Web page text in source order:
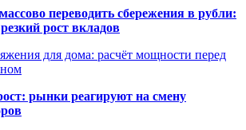
переводить сбережения в рубли:
рост вкладов
для дома: расчёт мощности перед
рынки реагируют на смену